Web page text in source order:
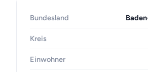
Bundesland
Kreis
Einwohner